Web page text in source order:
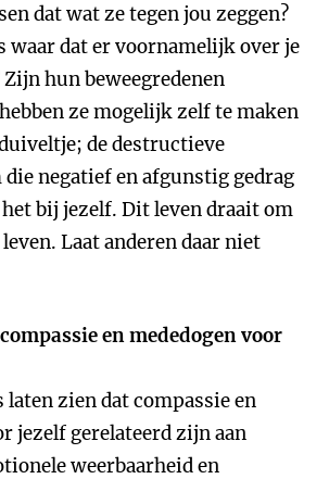
dat wat ze tegen jou zeggen?
waar dat er voornamelijk over je
hun beweegredenen
ze mogelijk zelf te maken
de destructieve
negatief en afgunstig gedrag
bij jezelf. Dit leven draait om
Laat anderen daar niet
en mededogen voor
zien dat compassie en
jezelf gerelateerd zijn aan
weerbaarheid en